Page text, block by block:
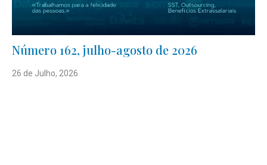
Número 162, julho-agosto de 2026
26 de Julho, 2026